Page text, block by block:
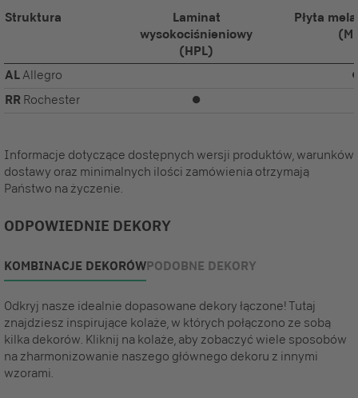
Struktura
Laminat
wysokociśnieniowy
(HPL)
Płyta
ALAllegro
RR Rochester ⏺
Informacje dotyczące dostępnych wersji produktów, warunków
dostawy oraz minimalnych ilości zamówienia otrzymają
Państwo na życzenie.
ODPOWIEDNIE DEKORY
KOMBINACJE DEKORÓWPODOBNE DEKORY
Odkryj nasze idealnie dopasowane dekory łączone! Tutaj
znajdziesz inspirujące kolaże, w których połączono ze sobą
kilka dekorów. Kliknij na kolaże, aby zobaczyć wiele sposobów
na zharmonizowanie naszego głównego dekoru z innymi
wzorami.